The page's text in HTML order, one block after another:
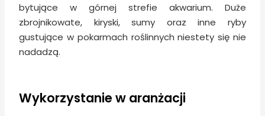
bytujące w górnej strefie akwarium. Duże
zbrojnikowate, kiryski, sumy oraz inne ryby
gustujące w pokarmach roślinnych niestety się nie
nadadzą.
Wykorzystanie w aranżacji